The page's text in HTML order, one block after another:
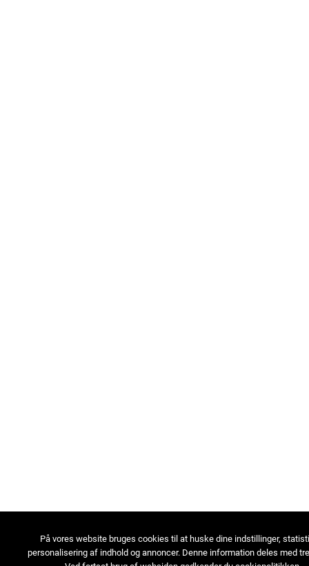
På vores website bruges cookies til at huske dine indstillinger,
personalisering af indhold og annoncer. Denne information deles med